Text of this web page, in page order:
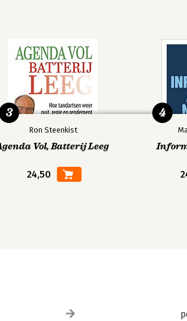
Ron Steenkist
Vol, Batterij Leeg
24,50
3 4